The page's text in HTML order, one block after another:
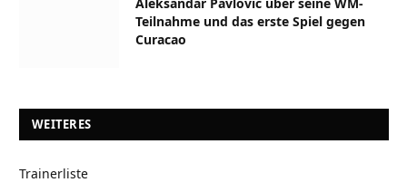
Teilnahme und das erste Spiel gegen
Curacao
WEITERES
Trainerliste